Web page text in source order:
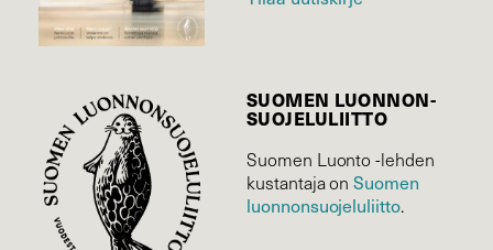
SUOMEN LUONNON­
SUOJELU­LIITTO
Suomen Luonto -lehden
kustantaja onSuomen
luonnonsuojelu­liitto.